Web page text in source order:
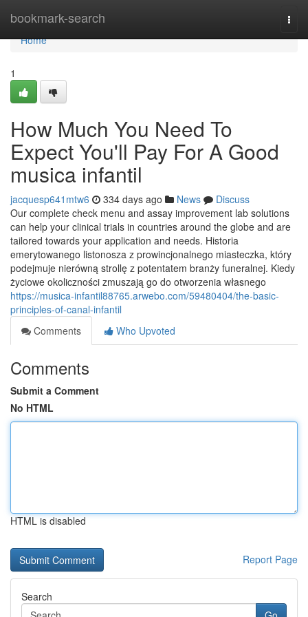
bookmark-search
Home
Home
1
How Much You Need To
Expect You'll Pay For A Good
musica infantil
jacquesp641mtw6 334 days ago News
Discuss
Our complete check menu and assay improvement lab solutions
can help your clinical trials in countries around the globe and are
tailored towards your application and needs. Historia
emerytowanego listonosza z prowincjonalnego miasteczka, który
podejmuje nierówną strollę z potentatem branży funeralnej. Kiedy
życiowe okoliczności zmuszają go do otworzenia własnego
https://musica-infantil88765.arwebo.com/59480404/the-basic-
principles-of-canal-infantil
Comments
Who Upvoted
Comments
Submit a Comment
No HTML
HTML is disabled
Report Page
Search